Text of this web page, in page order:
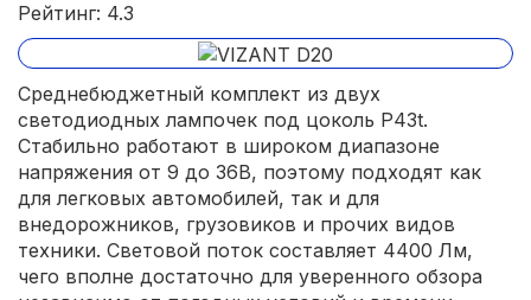
Рейтинг: 4.3
Среднебюджетный комплект из двух
светодиодных лампочек под цоколь P43t.
Стабильно работают в широком диапазоне
напряжения от 9 до 36В, поэтому подходят как
для легковых автомобилей, так и для
внедорожников, грузовиков и прочих видов
техники. Световой поток составляет 4400 Лм,
чего вполне достаточно для уверенного обзора